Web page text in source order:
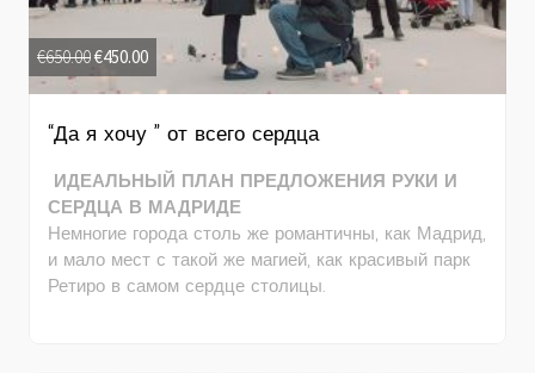
€650.00€450.00
“Да я хочу ” от всего сердца
ИДЕАЛЬНЫЙ ПЛАН ПРЕДЛОЖЕНИЯ РУКИ И
СЕРДЦА В МАДРИДЕ
Немногие города столь же романтичны, как Мадрид,
и мало мест с такой же магией, как красивый парк
Ретиро в самом сердце столицы.